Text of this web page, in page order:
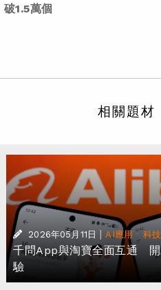
破1.5萬個
相關題材
2026年05月11日 | AI應用 ·科
千問App與淘寶全面互通
驗